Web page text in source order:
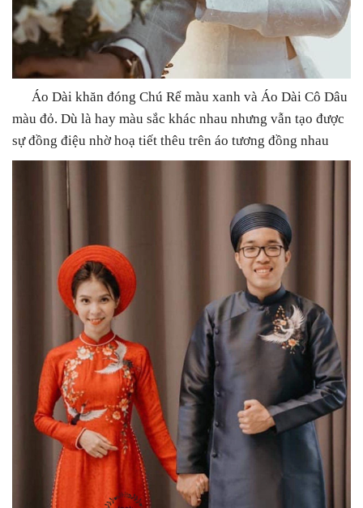
Áo Dài khăn đóng Chú Rể màu xanh và Áo Dài Cô Dâu
màu đỏ. Dù là hay màu sắc khác nhau nhưng vẫn tạo được
sự đồng điệu nhờ hoạ tiết thêu trên áo tương đồng nhau